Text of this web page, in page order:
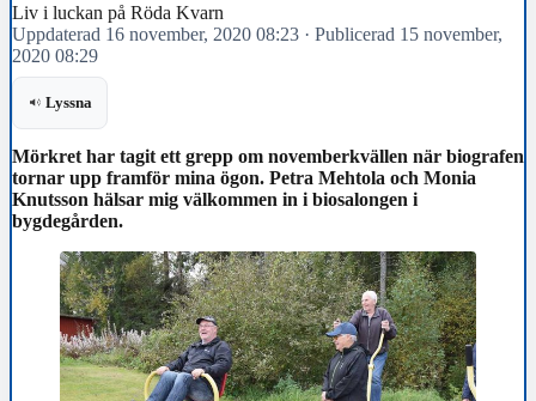
Liv i luckan på Röda Kvarn
Uppdaterad 16 november, 2020 08:23 · Publicerad 15 november,
2020 08:29
Lyssna
Mörkret har tagit ett grepp om novemberkvällen när biografen
tornar upp framför mina ögon. Petra Mehtola och Monia
Knutsson hälsar mig välkommen in i biosalongen i
bygdegården.